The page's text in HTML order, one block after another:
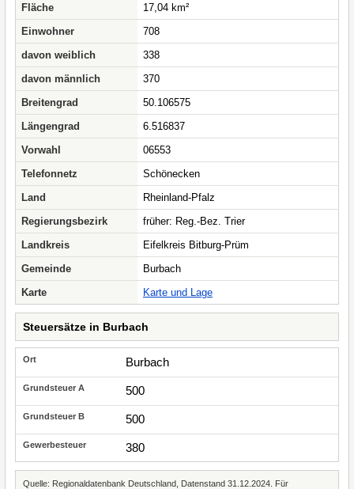
Fläche
17,04 km²
Einwohner
708
davon weiblich
338
davon männlich
370
Breitengrad
50.106575
Längengrad
6.516837
Vorwahl
06553
Telefonnetz
Schönecken
Land
Rheinland-Pfalz
Regierungsbezirk
früher: Reg.-Bez. Trier
Landkreis
Eifelkreis Bitburg-Prüm
Gemeinde
Burbach
Karte
Karte und Lage
Steuersätze in Burbach
Burbach
500
500
380
Quelle: Regionaldatenbank Deutschland, Datenstand 31.12.2024. Für